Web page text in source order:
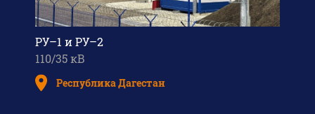
РУ–1 и РУ–2
110/35 кВ
Республика Дагестан